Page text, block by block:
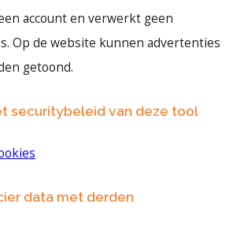
account en verwerkt geen
Op de website kunnen advertenties
getoond.
securitybeleid van deze tool
data met derden